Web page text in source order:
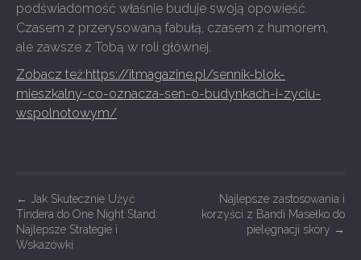
podświadomość właśnie buduje swoją opowieść.
Czasem z przerysowaną fabułą, czasem z humorem,
ale zawsze z Tobą w roli głównej.
Zobacz też:https://itmagazine.pl/sennik-blok-
mieszkalny-co-oznacza-sen-o-budynkach-i-zyciu-
wspolnotowym/
P
o
s
←
Jak Skutecznie Użyć
Tindera do One Night Stand:
Najlepsze Strategie i
Wskazówki
Najlepsze zastosowania i
korzyści z Bandi Masełko do
pielęgnacji skóry →